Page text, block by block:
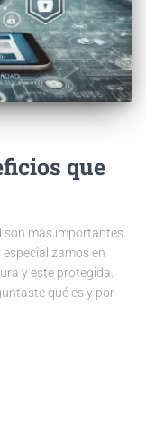
que
son más importantes
en
y este protegida.
qué es y por